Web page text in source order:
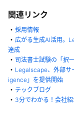
関連リンク
・ 採用情報
・ 広がる生成AI活用。
達成
・ 司法書士試験の「択
・ Legalscape、外部サ
igence」を提供開始
・ テックブログ
・ 3分でわかる！会社